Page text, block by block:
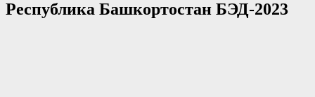
Республика Башкортостан БЭД-2023